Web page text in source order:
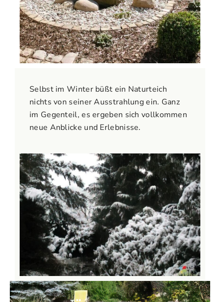
Selbst im Winter büßt ein Naturteich
nichts von seiner Ausstrahlung ein. Ganz
im Gegenteil, es ergeben sich vollkommen
neue Anblicke und Erlebnisse.